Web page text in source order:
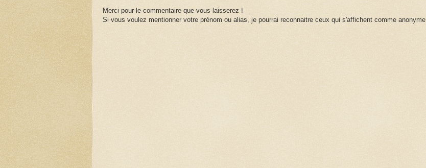
Merci pour le commentaire que vous laisserez !
Si vous voulez mentionner votre prénom ou alias, je pourrai reconnaitre ceux qui s'affichent comme anonyme.